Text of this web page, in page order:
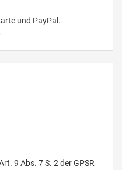
und PayPal.
9 Abs. 7 S. 2 der GPSR